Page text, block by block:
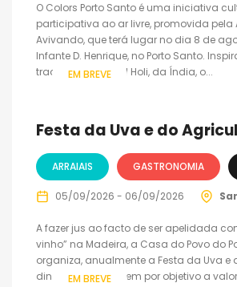
O Colors Porto Santo é uma iniciativa
participativa ao ar livre, promovida
Avivando, que terá lugar no dia 8 de
Infante D. Henrique, no Porto Santo.
tradicional festival Holi, da Índia, o...
EM BREVE
Festa da Uva e do
ARRAIAIS GASTRONOMIA
05/09/2026 - 06/09/2026
A fazer jus ao facto de ser apelidada
vinho” na Madeira, a Casa do Povo do
organiza, anualmente a Festa da Uva e
dinâmico evento tem por objetivo a
EM BREVE